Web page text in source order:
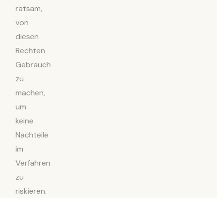
ratsam,
von
diesen
Rechten
Gebrauch
zu
machen,
um
keine
Nachteile
im
Verfahren
zu
riskieren.